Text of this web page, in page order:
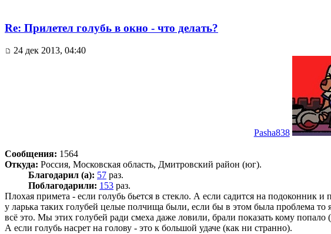
Re: Прилетел голубь в окно - что делать?
24 дек 2013, 04:40
Pasha838
Сообщения: 1564
Откуда: Россия, Московская область, Дмитровский район (юг).
Благодарил (а): 57 раз.
Поблагодарили: 153 раз.
Плохая примета - если голубь бьется в стекло. А если садится на подоконник
у ларька таких голубей целые полчища были, если бы в этом была проблема
всё это. Мы этих голубей ради смеха даже ловили, брали показать кому попало
А если голубь насрет на голову - это к большой удаче (как ни странно).